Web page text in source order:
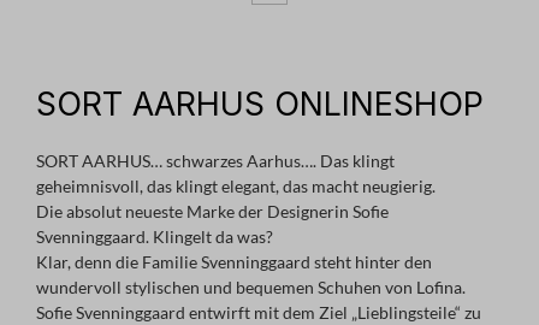
SORT AARHUS ONLINESHOP
SORT AARHUS… schwarzes Aarhus…. Das klingt
geheimnisvoll, das klingt elegant, das macht neugierig.
Die absolut neueste Marke der Designerin Sofie
Svenninggaard. Klingelt da was?
Klar, denn die Familie Svenninggaard steht hinter den
wundervoll stylischen und bequemen Schuhen von Lofina.
Sofie Svenninggaard entwirft mit dem Ziel „Lieblingsteile“ zu